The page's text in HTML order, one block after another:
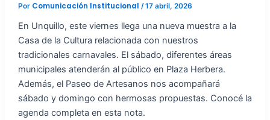
Por Comunicación Institucional /17 abril, 2026
En Unquillo, este viernes llega una nueva muestra a la
Casa de la Cultura relacionada con nuestros
tradicionales carnavales. El sábado, diferentes áreas
municipales atenderán al público en Plaza Herbera.
Además, el Paseo de Artesanos nos acompañará
sábado y domingo con hermosas propuestas. Conocé la
agenda completa en esta nota.